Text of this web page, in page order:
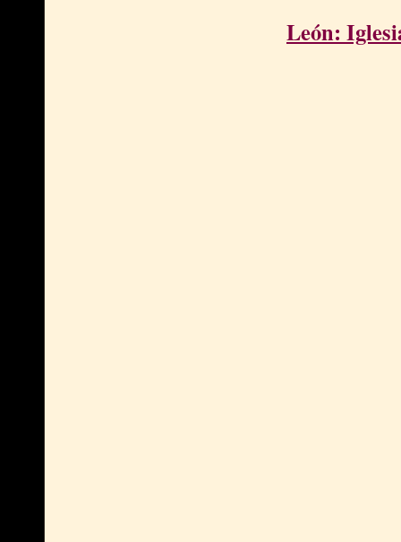
León: